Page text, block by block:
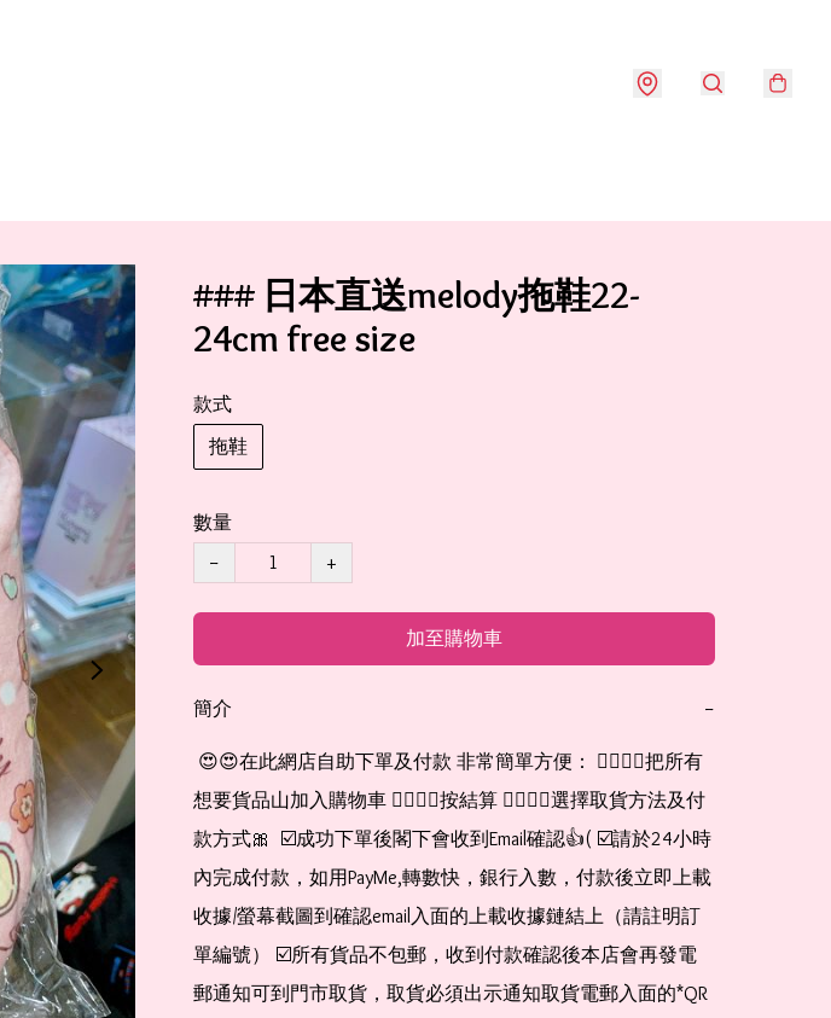
### 日本直送melody拖鞋22-
24cm free size
款式
拖鞋
數量
−
+
加至購物車
簡介 −
想要貨品山加入購物車 👉🏻👉🏻按結算 👉🏻👉🏻選擇取貨方法及付
款方式🎀  ☑️成功下單後閣下會收到Email確認👍( ☑️請於24小時
內完成付款，如用PayMe,轉數快，銀行入數，付款後立即上載
收據/螢幕截圖到確認email入面的上載收據鏈結上（請註明訂
單編號） ☑️所有貨品不包郵，收到付款確認後本店會再發電
郵通知可到門市取貨，取貨必須出示通知取貨電郵入面的*QR